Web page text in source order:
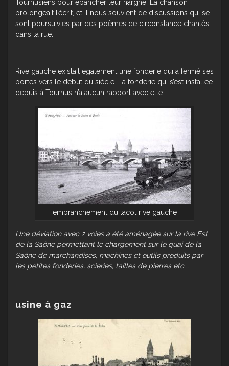
Tournusiens pour épancher leur hargne. La chanson
prolongeait l’écrit, et il nous souvient de discussions qui se
sont poursuivies par des poèmes de circonstance chantés
dans la rue.
Rive gauche existait également une fonderie qui a fermé ses
portes vers le début du siècle. La fonderie qui s’est installée
depuis à Tournus n’a aucun rapport avec elle.
embranchement du tacot rive gauche
Une déviationavec 2 voies a été aménagée sur la rive Est
de la Saône permettant le chargement sur le quai de la
Saône de marchandises, machines et outils produits par
les petites fonderies, scieries, tailles de pierres etc….
usine à gaz